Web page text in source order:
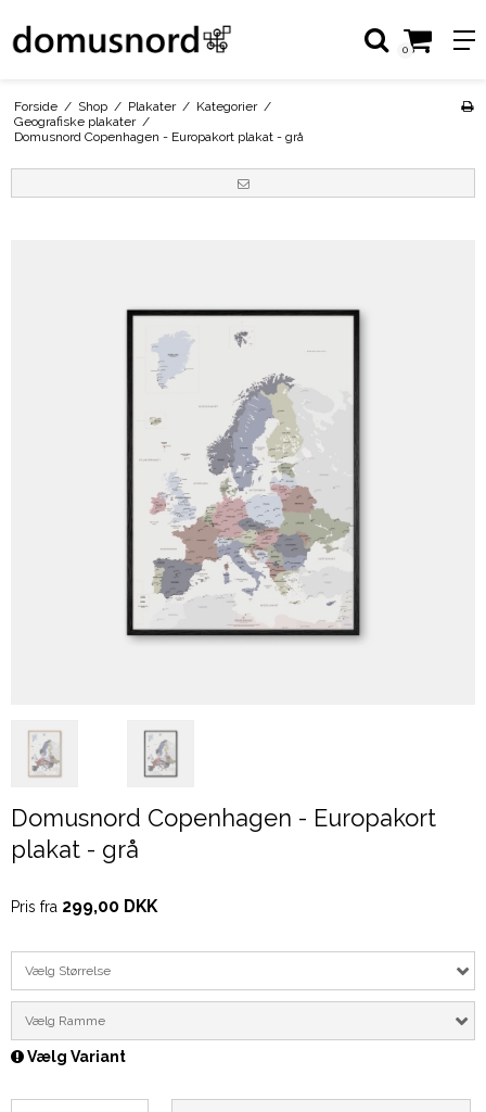
0
Forside / Shop / Plakater / Kategorier /
Geografiske plakater /
Domusnord Copenhagen - Europakort plakat - grå
Domusnord Copenhagen - Europakort
plakat - grå
Pris fra 299,00 DKK
Vælg Størrelse
Vælg Ramme
Vælg Variant